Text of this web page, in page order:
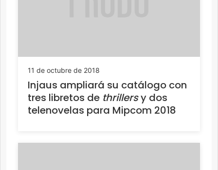
11 de octubre de 2018
Injaus ampliará su catálogo con
tres libretos de thrillersy dos
telenovelas para Mipcom 2018